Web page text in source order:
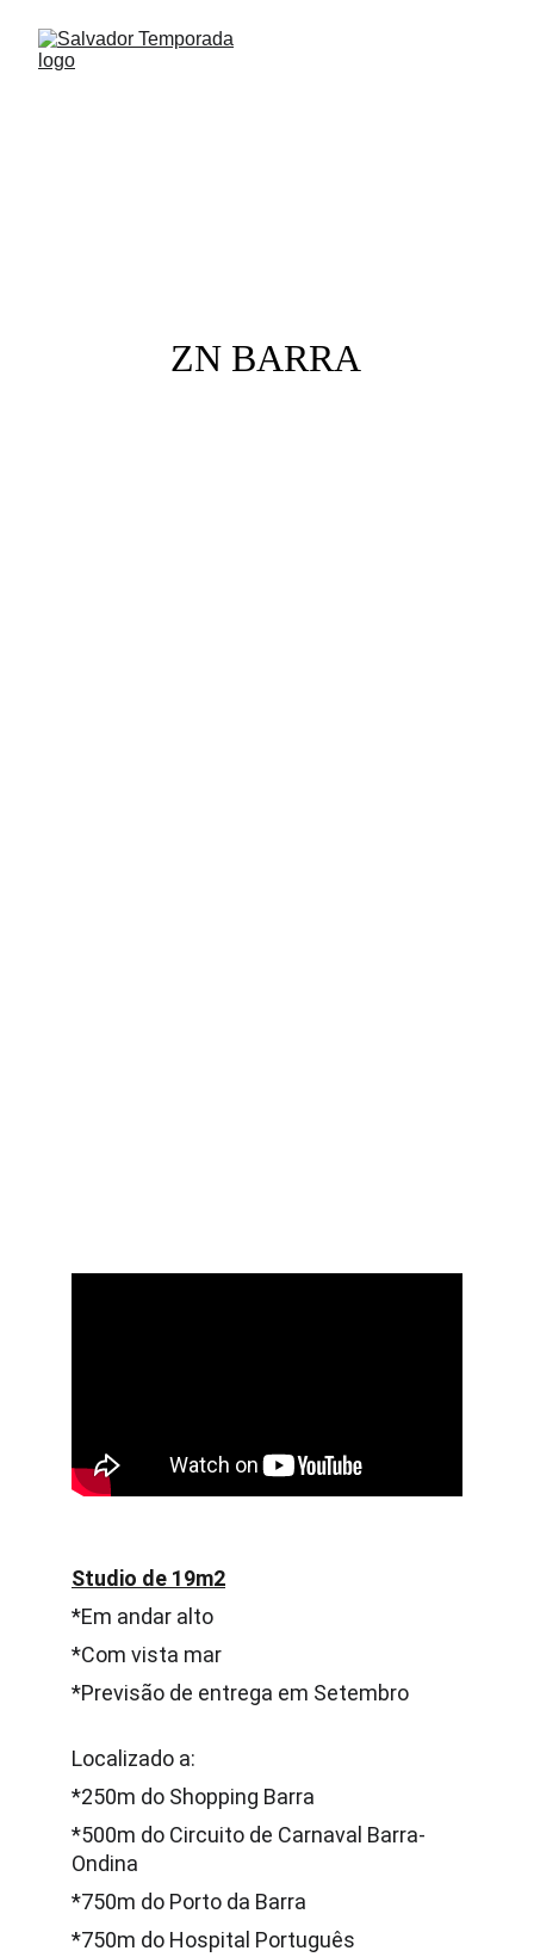
ZN BARRA
Studio de 19m2
*Em andar alto
*Com vista mar
*Previsão de entrega em Setembro
Localizado a:
*250m do Shopping Barra
*500m do Circuito de Carnaval Barra-
Ondina
*750m do Porto da Barra
*750m do Hospital Português